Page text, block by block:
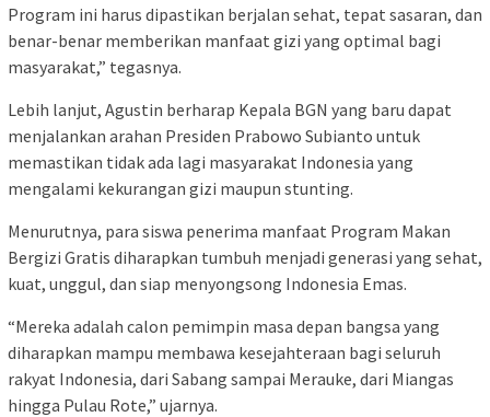
Program ini harus dipastikan berjalan sehat, tepat sasaran, dan
benar-benar memberikan manfaat gizi yang optimal bagi
masyarakat,” tegasnya.
Lebih lanjut, Agustin berharap Kepala BGN yang baru dapat
menjalankan arahan Presiden Prabowo Subianto untuk
memastikan tidak ada lagi masyarakat Indonesia yang
mengalami kekurangan gizi maupun stunting.
Menurutnya, para siswa penerima manfaat Program Makan
Bergizi Gratis diharapkan tumbuh menjadi generasi yang sehat,
kuat, unggul, dan siap menyongsong Indonesia Emas.
“Mereka adalah calon pemimpin masa depan bangsa yang
diharapkan mampu membawa kesejahteraan bagi seluruh
rakyat Indonesia, dari Sabang sampai Merauke, dari Miangas
hingga Pulau Rote,” ujarnya.